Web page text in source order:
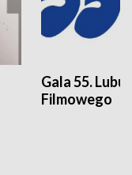
Gala 55.
Filmowego